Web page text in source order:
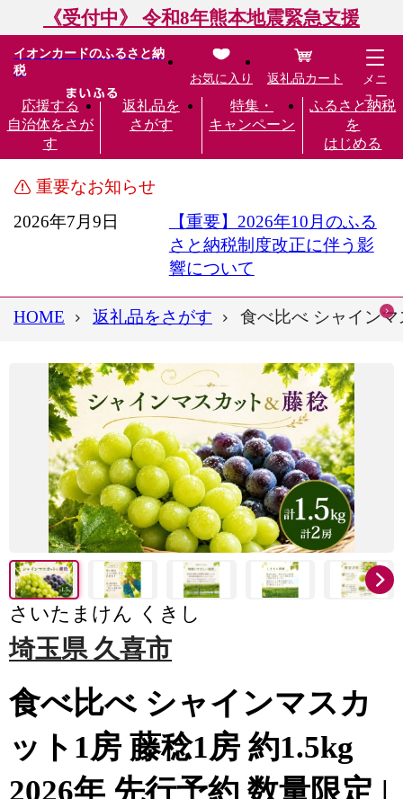
《受付中》 令和8年熊本地震緊急支援
イオンカードのふるさと納
税
応援する
自治体をさが
す
返礼品を
さがす
特集・
キャンペーン
ふるさと納税
を
はじめる
お気に入り 返礼品カート
メニ
ュー
重要なお知らせ
2026年7月9日
【重要】2026年10月のふる
さと納税制度改正に伴う影
響について
HOME 返礼品をさがす 食べ比べ シャイン
さいたまけん くきし
埼玉県 久喜市
食べ比べ シャインマスカ
ット1房 藤稔1房 約1.5kg
2026年 先行予約 数量限定 |